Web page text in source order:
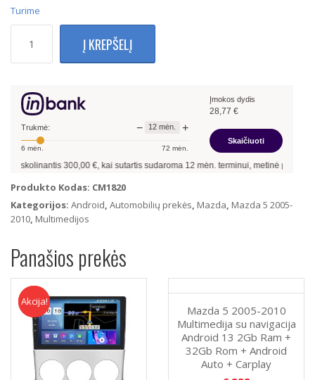
Turime
kiekis:
2010
Multimedija
navigacija
2Gb
Ram
+
32Gb
+
4G
Android
Auto
Carplay
Į KREPŠELĮ
Trukmė: − 12 mėn. +
6 mėn. 72 mėn.
Įmokos dydis
28,77 €
Skaičiuoti
300,00€, kai sutartis sudaroma12mėn. terminui, metinė palūkanų norma –
Produkto Kodas: CM1820
Kategorijos: Android, Automobilių prekės, Mazda, Mazda 5 2005-
2010, Multimedijos
Panašios prekės
Akcija
Akcija!
Mazda 5 2005-2010
Multimedija su navigacija
Android 13 2Gb Ram +
32Gb Rom + Android
Auto + Carplay